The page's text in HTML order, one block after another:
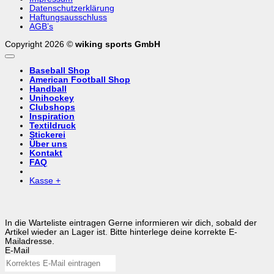
Datenschutzerklärung
Haftungsausschluss
AGB’s
Copyright 2026 © wiking sports GmbH
Baseball Shop
American Football Shop
Handball
Unihockey
Clubshops
Inspiration
Textildruck
Stickerei
Über uns
Kontakt
FAQ
Kasse +
In die Warteliste eintragen Gerne informieren wir dich, sobald der
Artikel wieder an Lager ist. Bitte hinterlege deine korrekte E-
Mailadresse.
E-Mail